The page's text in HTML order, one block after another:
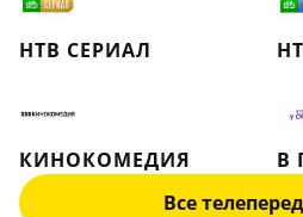
НТВ СЕРИАЛ
КИНОКОМЕДИЯ
В
Все